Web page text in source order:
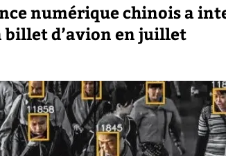
numérique chinois a
billet d’avion en juillet